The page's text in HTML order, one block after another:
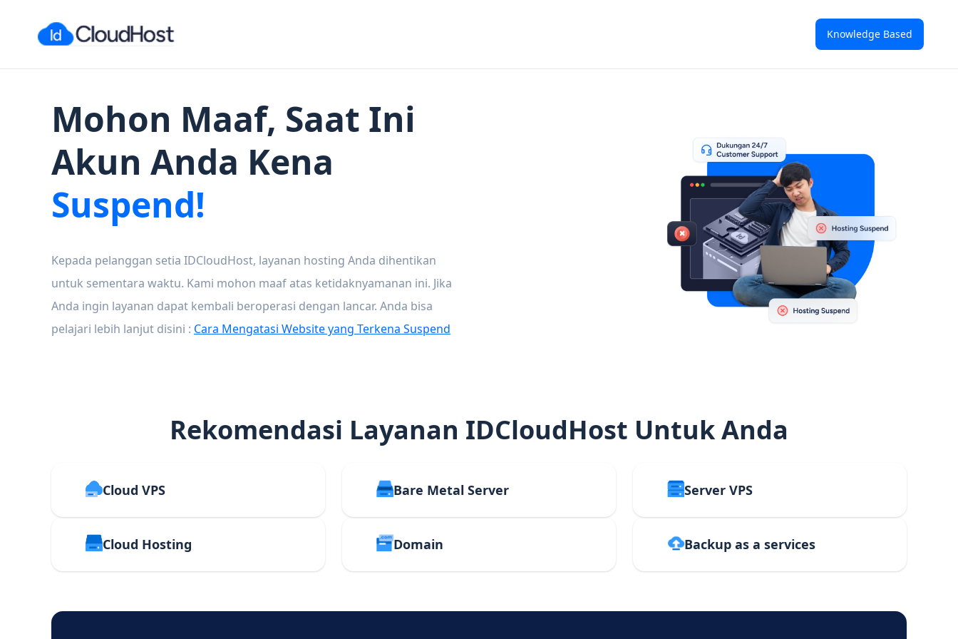
Knowledge Based
Mohon Maaf, Saat Ini
Akun Anda Kena
Suspend!
Kepada pelanggan setia IDCloudHost, layanan hosting Anda dihentikan
untuk sementara waktu. Kami mohon maaf atas ketidaknyamanan ini. Jika
Anda ingin layanan dapat kembali beroperasi dengan lancar. Anda bisa
pelajari lebih lanjut disini : Cara Mengatasi Website yang Terkena Suspend
Rekomendasi Layanan IDCloudHost Untuk Anda
Cloud VPS Bare Metal Server Server VPS
Cloud Hosting Domain Backup as a services